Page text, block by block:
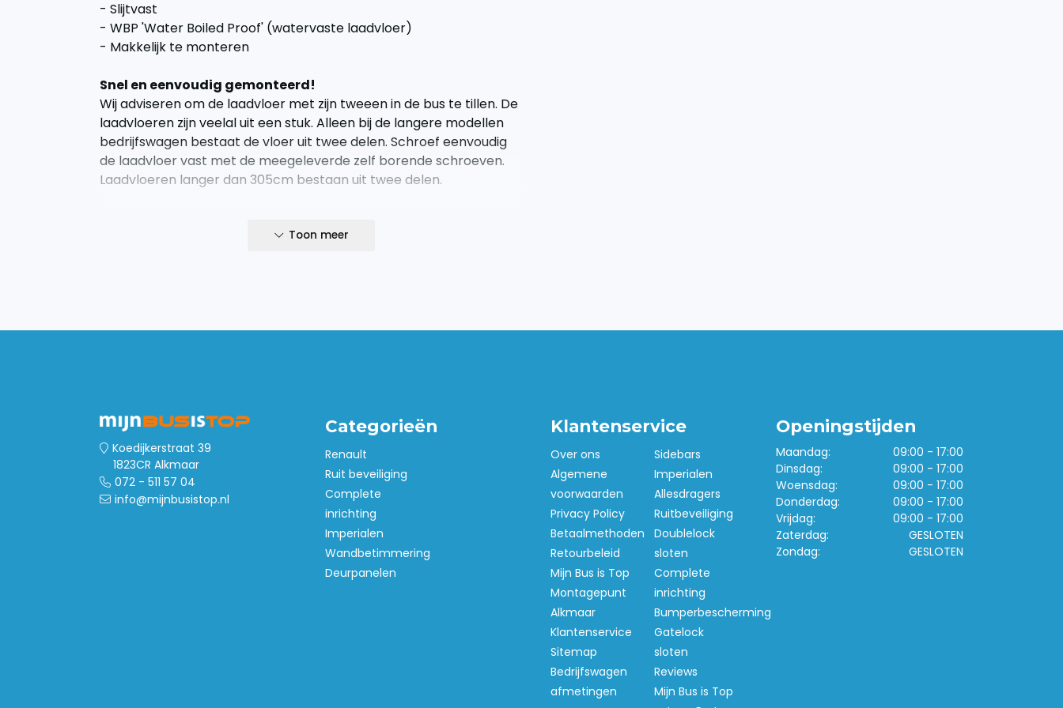
- Slijtvast
- WBP 'Water Boiled Proof' (watervaste laadvloer)
- Makkelijk te monteren
Snel en eenvoudig gemonteerd!
Wij adviseren om de laadvloer met zijn tweeen in de bus te tillen. De
laadvloeren zijn veelal uit een stuk. Alleen bij de langere modellen
bedrijfswagen bestaat de vloer uit twee delen. Schroef eenvoudig
de laadvloer vast met de meegeleverde zelf borende schroeven.
Laadvloeren langer dan 305cm bestaan uit twee delen.
Wij leveren onze houten producten iedere woensdag en donderdag.
2023.
Toon meer
Koedijkerstraat 39
1823CR Alkmaar
072 - 511 57 04
info@mijnbusistop.nl
Categorieën
Renault
Ruit beveiliging
Complete
inrichting
Imperialen
Wandbetimmering
Deurpanelen
Klantenservice
Over ons
Algemene
voorwaarden
Privacy Policy
Betaalmethoden
Retourbeleid
Mijn Bus is Top
Montagepunt
Alkmaar
Klantenservice
Sitemap
Bedrijfswagen
afmetingen
Sidebars
Imperialen
Allesdragers
Ruitbeveiliging
Doublelock
sloten
Complete
inrichting
Bumperbescherming
Gatelock
sloten
Reviews
Mijn Bus is Top
Openingstijden
Maandag:
09:00 - 17:00
Dinsdag:
09:00 - 17:00
Woensdag:
09:00 - 17:00
Donderdag:
09:00 - 17:00
Vrijdag:
09:00 - 17:00
Zaterdag:
GESLOTEN
Zondag:
GESLOTEN